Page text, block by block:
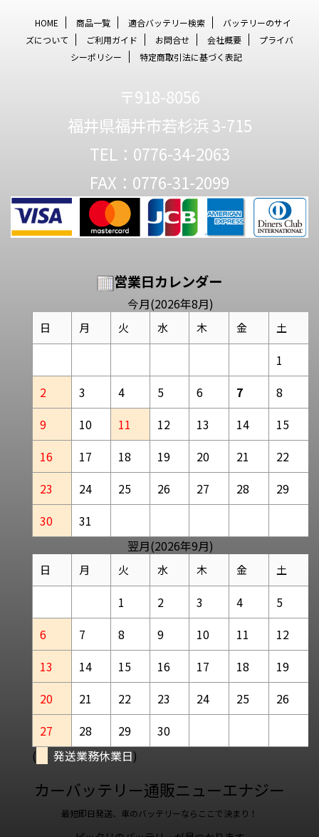
HOME 商品一覧 適合バッテリー検索
バッテリーのサイ
ズについて
ご利用ガイド お問合せ 会社概要
プライバ
シーポリシー
特定商取引法に基づく表記
〒918-8056
福井県福井市若杉浜 3-715
TEL：0776-34-2063
FAX：0776-31-2099
営業日カレンダー
今月(2026年8月)
日 月 火 水 木 金 土
1
2
3 4 5 6 7
8
9
10 11 12 13 14
15
16
17 18 19 20 21
22
23
24 25 26 27 28
29
30
31
翌月(2026年9月)
日 月 火 水 木 金 土
1 2 3 4
5
6
7 8 9 10 11
12
13
14 15 16 17 18
19
20
21 22 23 24 25
26
27
28 29
30
(
発送業務休業日)
カーバッテリー通販ニューエナジー
最短即日発送、車のバッテリーならここで決まり！